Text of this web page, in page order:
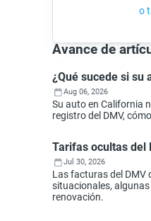
o
Avance de
¿Qué sucede si su
Aug 06, 2026
Su auto en California
registro del DMV,
Tarifas ocultas del
Jul 30, 2026
Las facturas del DMV
situacionales,
renovación.